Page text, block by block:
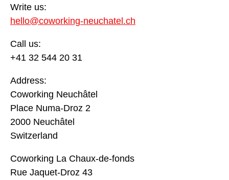
Write us:
hello@coworking-neuchatel.ch
Call us:
+41 32 544 20 31
Address:
Coworking Neuchâtel
Place Numa-Droz 2
2000 Neuchâtel
Switzerland
Coworking La Chaux-de-fonds
Rue Jaquet-Droz 43